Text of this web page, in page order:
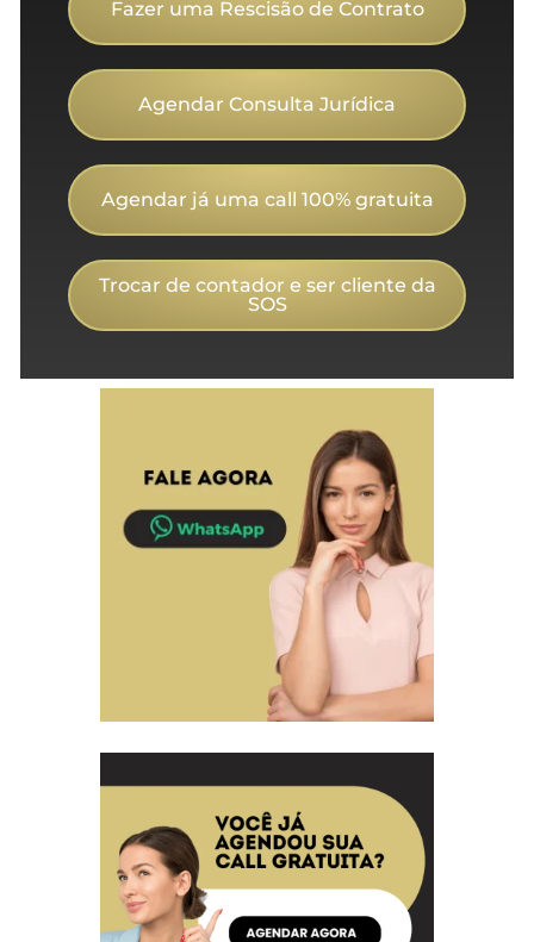
Fazer uma Rescisão de Contrato
Agendar Consulta Jurídica
Agendar já uma call 100% gratuita
Trocar de contador e ser cliente da
SOS